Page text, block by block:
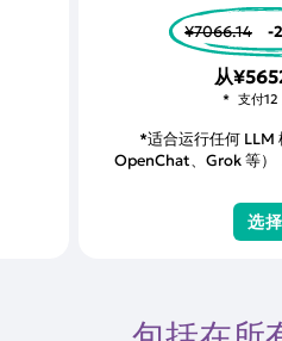
¥7066.14 -
从
支付12
*适合运行任何 LLM
OpenChat、Grok 等）
选择